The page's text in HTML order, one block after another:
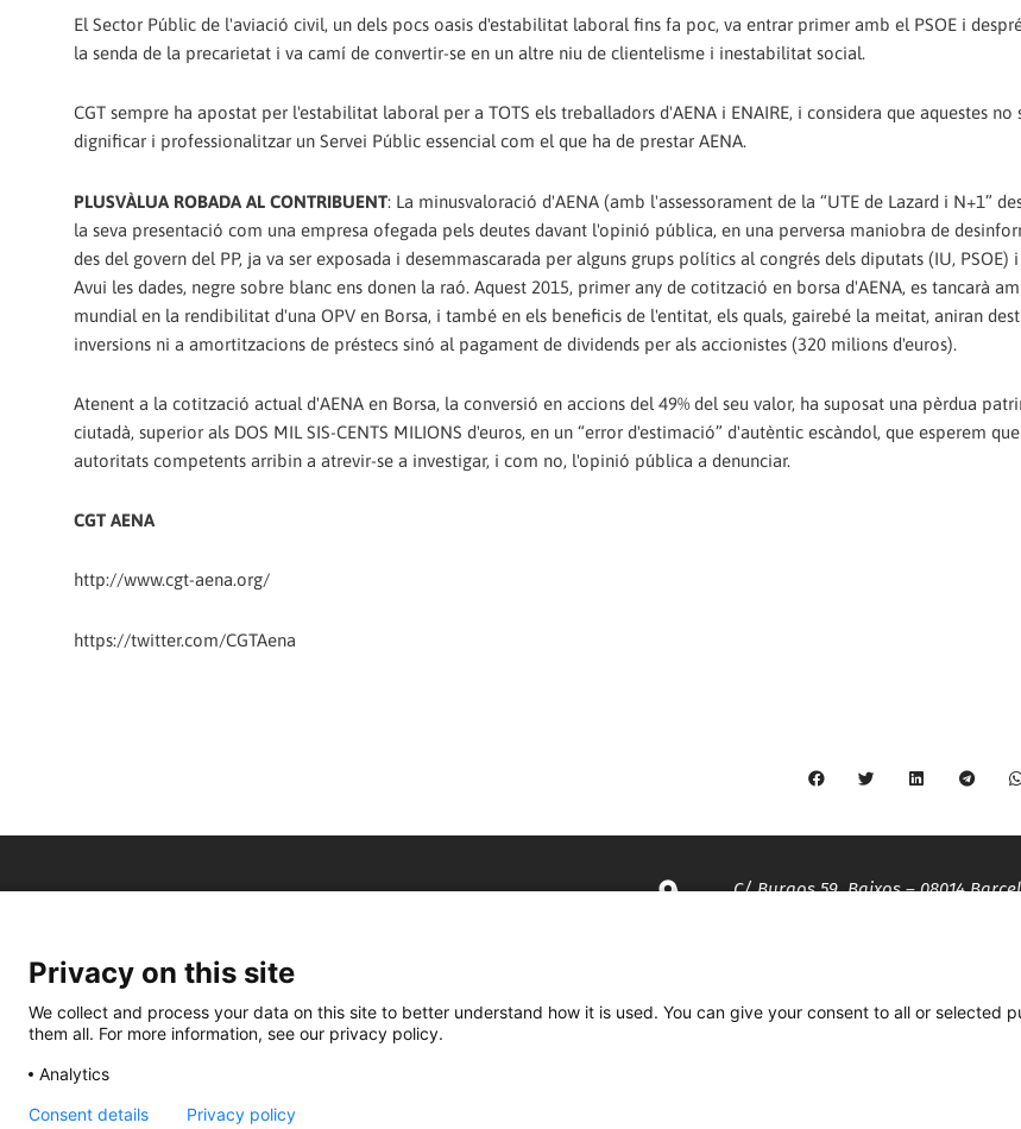
El Sector Públic de l'aviació civil, un dels pocs oasis d'estabilitat laboral fins fa poc, va entrar primer amb el PSOE i
la senda de la precarietat i va camí de convertir-se en un altre niu de clientelisme i inestabilitat social.
CGT sempre ha apostat per l'estabilitat laboral per a TOTS els treballadors d'AENA i ENAIRE, i considera que aquestes no
dignificar i professionalitzar un Servei Públic essencial com el que ha de prestar AENA.
PLUSVÀLUA ROBADA AL CONTRIBUENT: La minusvaloració d'AENA (amb l'assessorament de la “UTE de Lazard i N+1”
la seva presentació com una empresa ofegada pels deutes davant l'opinió pública, en una perversa maniobra de
des del govern del PP, ja va ser exposada i desemmascarada per alguns grups polítics al congrés dels diputats (IU, PSOE)
Avui les dades, negre sobre blanc ens donen la raó. Aquest 2015, primer any de cotització en borsa d'AENA, es tancarà
mundial en la rendibilitat d'una OPV en Borsa, i també en els beneficis de l'entitat, els quals, gairebé la meitat, aniran
inversions ni a amortitzacions de préstecs sinó al pagament de dividends per als accionistes (320 milions d'euros).
Atenent a la cotització actual d'AENA en Borsa, la conversió en accions del 49% del seu valor, ha suposat una pèrdua
ciutadà, superior als DOS MIL SIS-CENTS MILIONS d'euros, en un “error d'estimació” d'autèntic escàndol, que esperem
autoritats competents arribin a atrevir-se a investigar, i com no, l'opinió pública a denunciar.
CGT AENA
http://www.cgt-aena.org/
https://twitter.com/CGTAena
C/ Burgos 59, Baixos – 08014
Privacy on this site
We collect and process your data on this site to better understand how it is used. You can give your consent to all or selected
them all. For more information, see our privacy policy.
Analytics
Consent details Privacy policy